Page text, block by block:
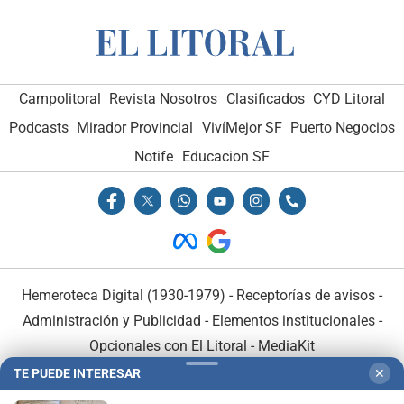
Campolitoral Revista Nosotros Clasificados CYD Litoral
Podcasts Mirador Provincial VivíMejor SF Puerto Negocios
Notife
Educacion SF
Hemeroteca Digital (1930-1979) - Receptorías de avisos -
Administración y Publicidad - Elementos institucionales-
Opcionales con El Litoral - MediaKit
TE PUEDE INTERESAR ✕